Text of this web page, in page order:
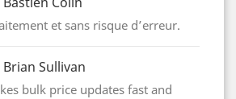
et sans risque d’erreur.
Brian Sullivan
bulk price updates fast and